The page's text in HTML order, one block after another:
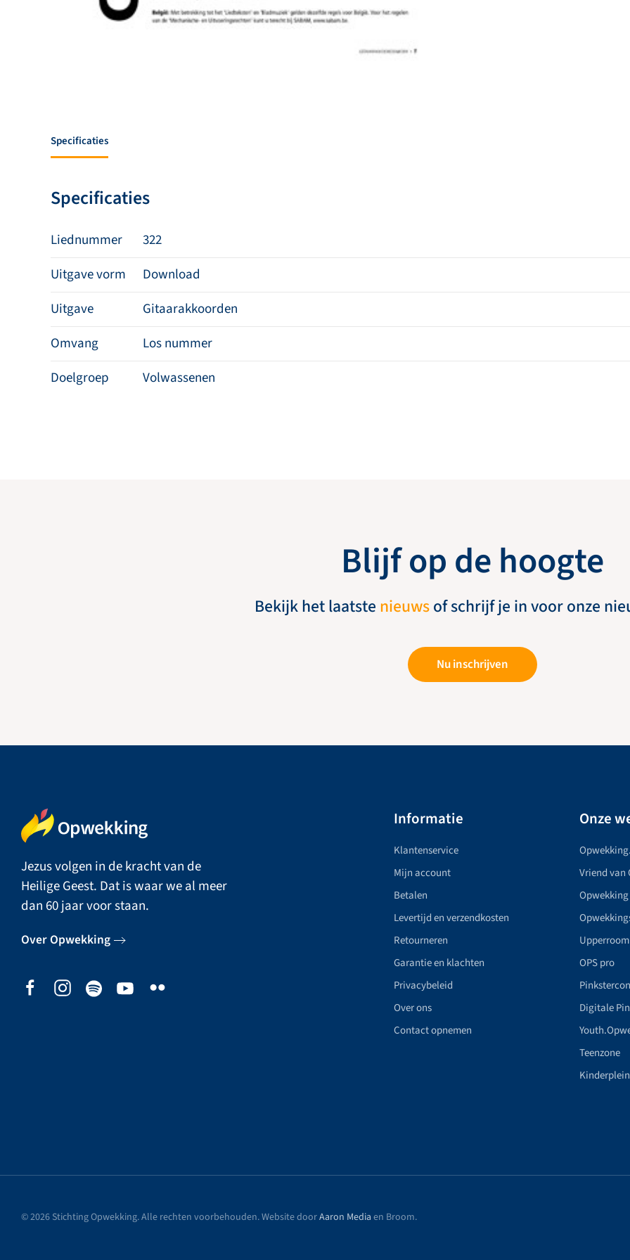
Specificaties
Specificaties
Liednummer
322
Uitgave vorm
Download
Uitgave
Gitaarakkoorden
Omvang
Los nummer
Doelgroep
Volwassenen
Blijf op de hoogte
Bekijk het laatste nieuwsof schrijf je in voor onze
Nu inschrijven
Jezus volgen in de kracht van de
Heilige Geest. Dat is waar we al meer
dan 60 jaar voor staan.
Over Opwekking
Informatie
Klantenservice
Mijn account
Betalen
Levertijd en verzendkosten
Retourneren
Garantie en klachten
Privacybeleid
Over ons
Contact opnemen
Onze
Vriend van
Upperroom
OPS pro
Digitale
Teenzone
Kinderplein
©2026 Stichting Opwekking. Alle rechten voorbehouden. Website doorAaron Media en Broom.